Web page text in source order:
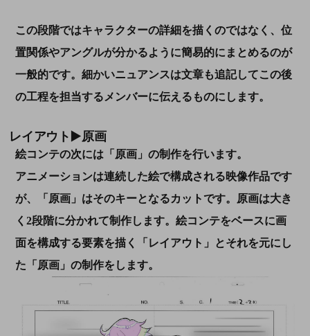
この段階ではキャラクターの詳細を描くのではなく、位
置関係やアングルが分かるように簡易的にまとめるのが
一般的です。細かいニュアンスは文章も追記してこの後
の工程を担当するメンバーに伝えるものにします。
レイアウト▶原画
絵コンテの次には「原画」の制作を行います。
アニメーションは連続した絵で構成される映像作品です
が、「原画」はそのキーとなるカットです。原画は大き
く2段階に分かれて制作します。絵コンテをベースに画
面を構成する要素を描く「レイアウト」とそれを元にし
た「原画」の制作をします。